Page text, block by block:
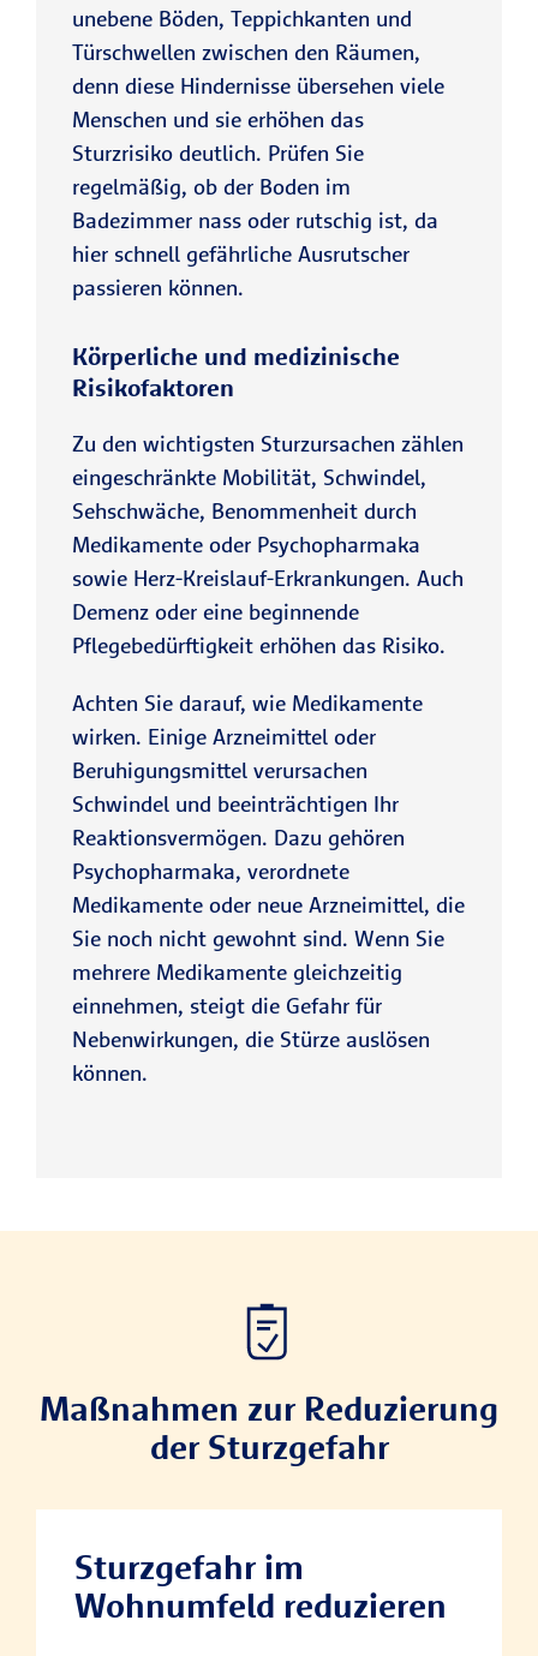
unebene Böden, Teppichkanten und
Türschwellen zwischen den Räumen,
denn diese Hindernisse übersehen viele
Menschen und sie erhöhen das
Sturzrisiko deutlich. Prüfen Sie
regelmäßig, ob der Boden im
Badezimmer nass oder rutschig ist, da
hier schnell gefährliche Ausrutscher
passieren können.
Körperliche und medizinische
Risikofaktoren
Zu den wichtigsten Sturzursachen zählen
eingeschränkte Mobilität, Schwindel,
Sehschwäche, Benommenheit durch
Medikamente oder Psychopharmaka
sowie Herz-Kreislauf-Erkrankungen. Auch
Demenz oder eine beginnende
Pflegebedürftigkeit erhöhen das Risiko.
Achten Sie darauf, wie Medikamente
wirken. Einige Arzneimittel oder
Beruhigungsmittel verursachen
Schwindel und beeinträchtigen Ihr
Reaktionsvermögen. Dazu gehören
Psychopharmaka, verordnete
Medikamente oder neue Arzneimittel, die
Sie noch nicht gewohnt sind. Wenn Sie
mehrere Medikamente gleichzeitig
einnehmen, steigt die Gefahr für
Nebenwirkungen, die Stürze auslösen
können.
Maßnahmen zur Reduzierung
der Sturzgefahr
Sturzgefahr im
Wohnumfeld reduzieren